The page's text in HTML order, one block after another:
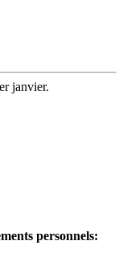
janvier.
personnels: